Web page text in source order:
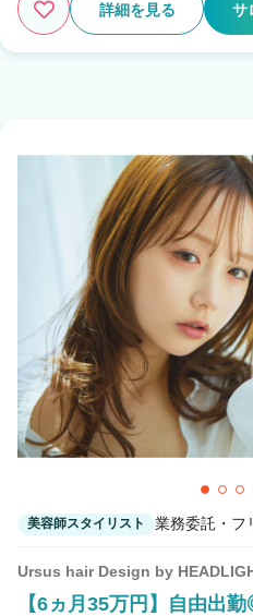
詳細を見る サ
美容師スタイリスト 業務委託・フ
Ursus hair Design by
【6ヵ月35万円】自由出